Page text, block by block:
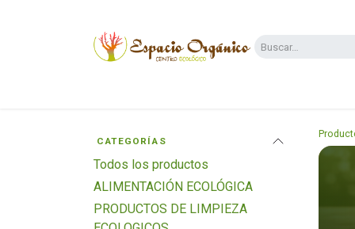
CATEGORÍAS
Todos los productos
ALIMENTACIÓN ECOLÓGICA
PRODUCTOS DE LIMPIEZA